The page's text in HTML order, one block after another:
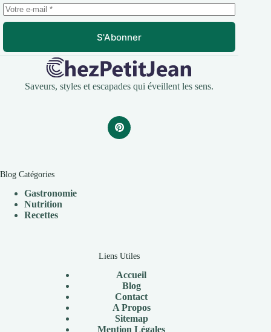
S'Abonner
Saveurs, styles et escapades qui éveillent les sens.
Blog Catégories
Gastronomie
Nutrition
Recettes
Liens Utiles
Accueil
Blog
Contact
A Propos
Sitemap
Mention Légales